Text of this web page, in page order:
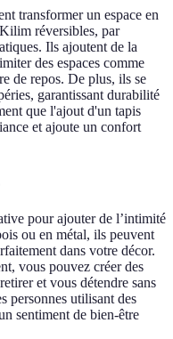
transformer un espace en
réversibles, par
Ils ajoutent de la
des espaces comme
de repos. De plus, ils se
garantissant durabilité
que l'ajout d'un tapis
et ajoute un confort
pour ajouter de l’intimité
ou en métal, ils peuvent
dans votre décor.
vous pouvez créer des
et vous détendre sans
personnes utilisant des
sentiment de bien-être